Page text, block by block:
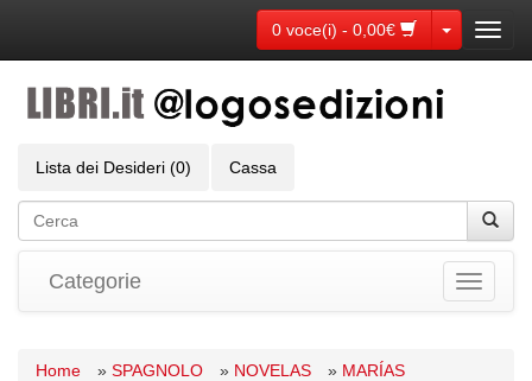
0 voce(i) - 0,00€ Toggle
Lista dei Desideri (0) Cassa
Toggle
Categorie
Home » SPAGNOLO » NOVELAS » MARÍAS